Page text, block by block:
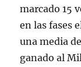
marcado 15
en las fases
una media
ganado al